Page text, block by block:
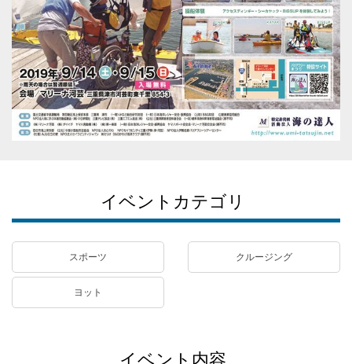
イベントカテゴリ
スポーツ クルージング
ヨット
イベント内容